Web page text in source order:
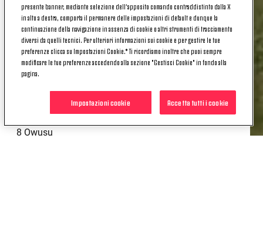
1 Scaglia
3 Gil Puche
4 Pedro Felipe
8 Owusu
presente banner, mediante selezione dell’apposito comando contraddistinto dalla X
in alto a destra, comporta il permanere delle impostazioni di default e dunque la
continuazione della navigazione in assenza di cookie o altri strumenti di tracciamento
diversi da quelli tecnici. Per ulteriori informazioni sui cookie e per gestire le tue
preferenze clicca su Impostazioni Cookie.* Ti ricordiamo inoltre che puoi sempre
modificare le tue preferenze accedendo alla sezione "Gestisci Cookie" in fondo alla
pagina.
Accetta tutti i cookie
Impostazioni cookie